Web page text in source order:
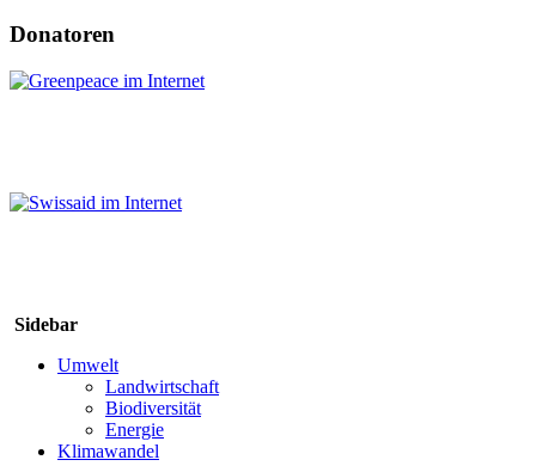
Donatoren
Sidebar
Umwelt
Landwirtschaft
Biodiversität
Energie
Klimawandel